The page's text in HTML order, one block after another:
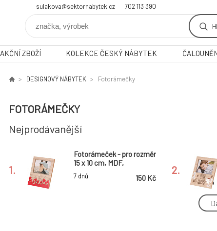
sulakova@sektornabytek.cz 702 113 390
AKČNÍ ZBOŽÍ KOLEKCE ČESKÝ NÁBYTEK
DESIGNOVÝ NÁBYTEK Fotorámečky
FOTORÁMEČKY
Nejprodávanější
1.
Fotorámeček - pro rozměr
15 x 10 cm, MDF,
zamilovaní
7 dnů 150 Kč
2.